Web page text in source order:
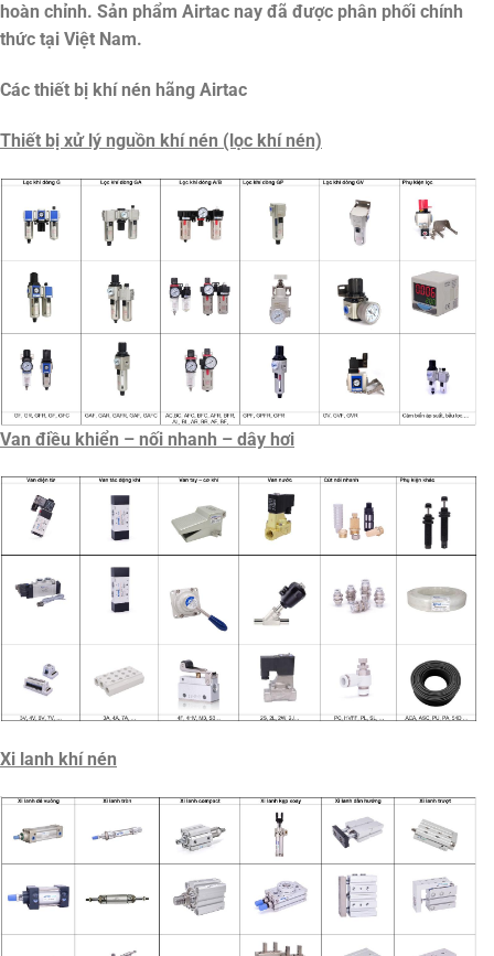
hoàn chỉnh. Sản phẩm Airtac nay đã được phân phối chính
thức tại Việt Nam.
Các thiết bị khí nén hãng Airtac
Thiết bị xử lý nguồn khí nén (lọc khí nén)
Van điều khiển – nối nhanh – dây hơi
Xi lanh khí nén